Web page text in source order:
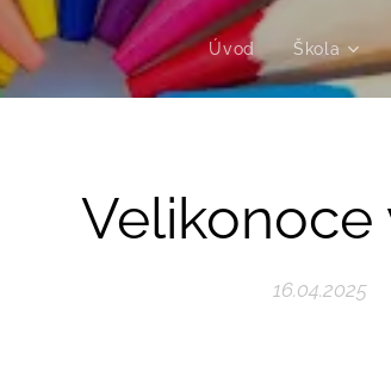
Úvod Škola
Velikonoce
16.04.2025